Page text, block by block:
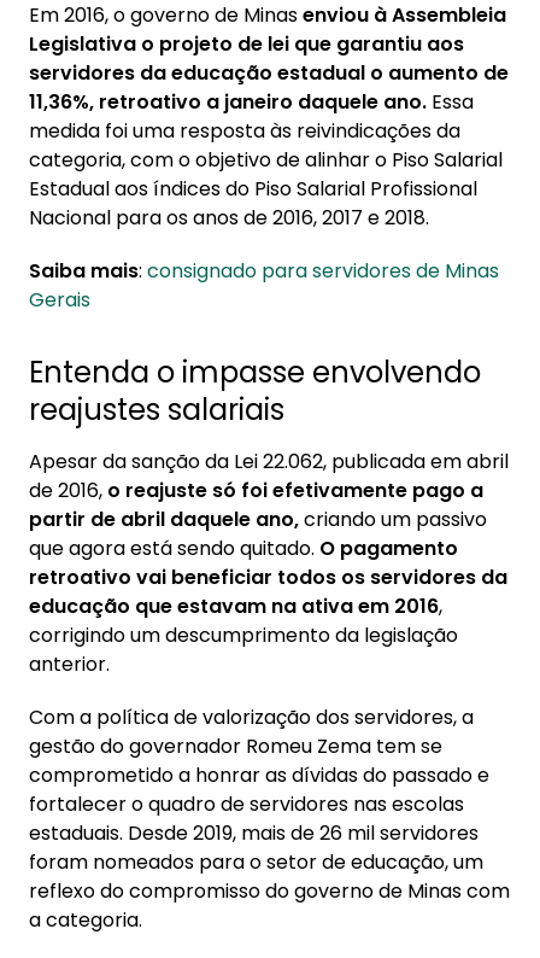
Em 2016, o governo de Minasenviou à Assembleia
Legislativa o projeto de lei que garantiu aos
servidores da educação estadual o aumento de
11,36%, retroativo a janeiro daquele ano. Essa
medida foi uma resposta às reivindicações da
categoria, com o objetivo de alinhar o Piso Salarial
Estadual aos índices do Piso Salarial Profissional
Nacional para os anos de 2016, 2017 e 2018.
Saiba mais: consignado para servidores de Minas
Gerais
Entenda o impasse envolvendo
reajustes salariais
Apesar da sanção da Lei 22.062, publicada em abril
de 2016, o reajuste só foi efetivamente pago a
partir de abril daquele ano,criando um passivo
que agora está sendo quitado. O pagamento
retroativo vai beneficiar todos os servidores da
educação que estavam na ativa em 2016,
corrigindo um descumprimento da legislação
anterior.
Com a política de valorização dos servidores, a
gestão do governador Romeu Zema tem se
comprometido a honrar as dívidas do passado e
fortalecer o quadro de servidores nas escolas
estaduais. Desde 2019, mais de 26 mil servidores
foram nomeados para o setor de educação, um
reflexo do compromisso do governo de Minas com
a categoria.